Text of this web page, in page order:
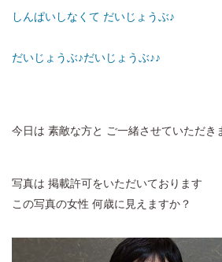
しんぱいしなくて だいじょうぶ♪
だいじょうぶ♪だいじょうぶ♪♪
今日は 素敵な方と ご一緒させていただき
写真は 掲載許可をいただいております
この写真の女性 何歳に見えますか？